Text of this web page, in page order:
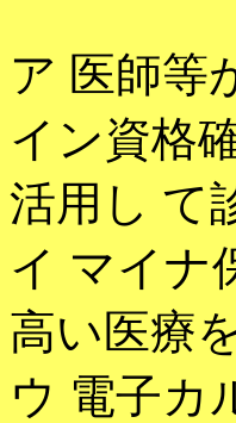
ア 医師等
イン資格
活用し て
イ マイナ
高い医療
ウ 電子カ